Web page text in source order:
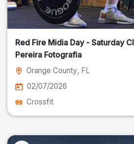
Red Fire Midia Day - Saturday
Pereira Fotografia
Orange County, FL
02/07/2026
Crossfit